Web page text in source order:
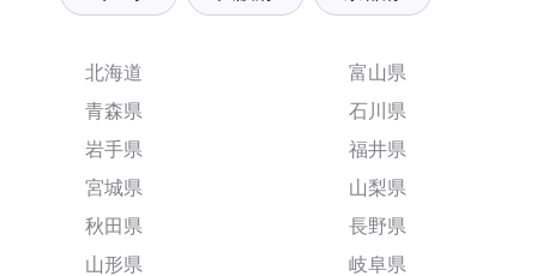
北海道
青森県
岩手県
宮城県
秋田県
山形県
富山県
石川県
福井県
山梨県
長野県
岐阜県